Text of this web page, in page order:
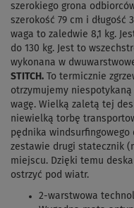
szerokiego grona
szerokość 79 cm i długość
waga to zaledwie 8,1 kg.
do 130 kg. Jest to
wykonana w
STITCH. To termicznie
otrzymujemy niespotykaną
wagę. Wielką zaletą tej
niewielką torbę
pędnika windsurfingowego
zestawie drugi statecznik
miejscu. Dzięki temu
ostrzyć pod wiatr.
2-warstwowa